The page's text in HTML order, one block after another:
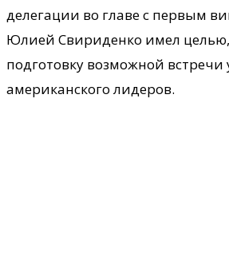
делегации во главе с первым
Юлией Свириденко имел целью,
подготовку возможной встречи
американского лидеров.